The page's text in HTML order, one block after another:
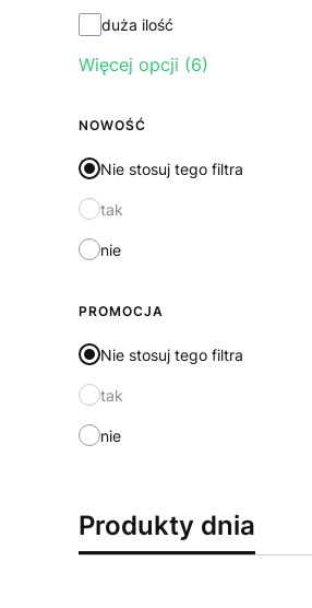
duża ilość
Więcej opcji (6)
NOWOŚĆ
Nie stosuj tego filtra
tak
nie
PROMOCJA
Nie stosuj tego filtra
tak
nie
Produkty dnia